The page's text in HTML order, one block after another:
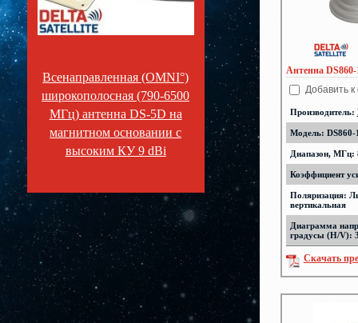
Всенаправленная (OMNI°)
широкополосная (790-6500
МГц) антенна DS-5D на
магнитном основании с
высоким КУ 9 dBi
Антенна DS860-
Добавить
Производитель:
Модель: DS860-
Диапазон, МГц:
Коэффициент
Поляризация:
вертикальная
Диаграмма
градусы (H/V):
Скачать